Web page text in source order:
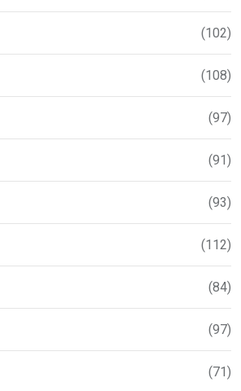
(102)
(108)
(97)
(91)
(93)
(112)
(84)
(97)
(71)